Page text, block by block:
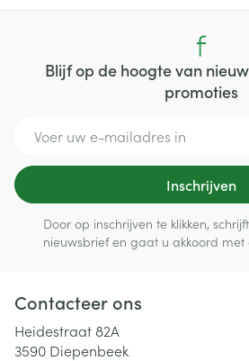
Blijf op de hoogte van
promoties
Inschrijven
Door op inschrijven te klikken,
nieuwsbrief en gaat u akkoord met
Contacteer ons
Heidestraat 82A
3590 Diepenbeek